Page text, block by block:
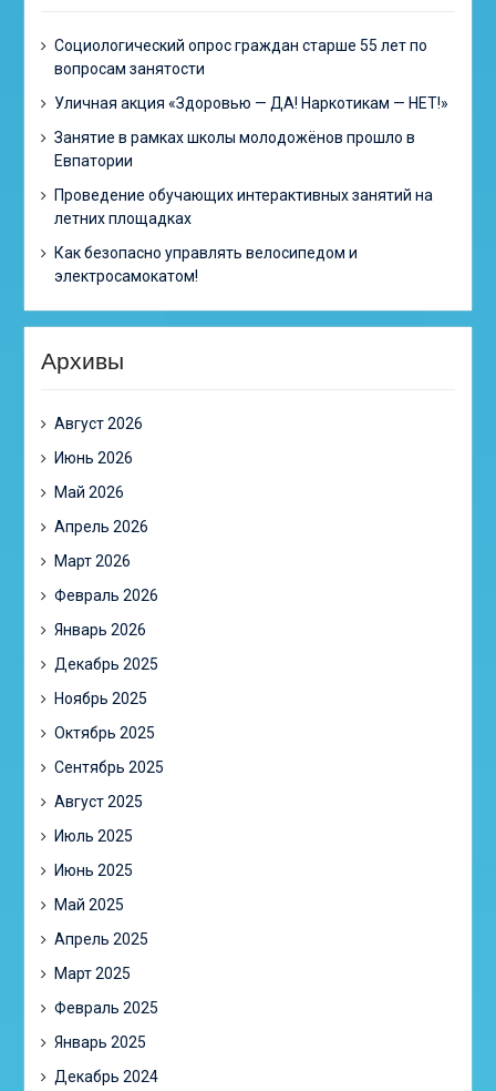
Cоциологический опрос граждан старше 55 лет по
вопросам занятости
Уличная акция «Здоровью — ДА! Наркотикам — НЕТ!»
Занятие в рамках школы молодожёнов прошло в
Евпатории
Проведение обучающих интерактивных занятий на
летних площадках
Как безопасно управлять велосипедом и
электросамокатом!
Архивы
Август 2026
Июнь 2026
Май 2026
Апрель 2026
Март 2026
Февраль 2026
Январь 2026
Декабрь 2025
Ноябрь 2025
Октябрь 2025
Сентябрь 2025
Август 2025
Июль 2025
Июнь 2025
Май 2025
Апрель 2025
Март 2025
Февраль 2025
Январь 2025
Декабрь 2024